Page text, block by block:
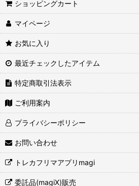
ショッピングカート
マイページ
お気に入り
最近チェックしたアイテム
特定商取引法表示
ご利用案内
プライバシーポリシー
お問い合わせ
トレカフリマアプリmagi
委託品(magiX)販売